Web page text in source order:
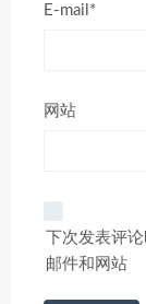
E-mail*
网站
下次发表评
邮件和网站